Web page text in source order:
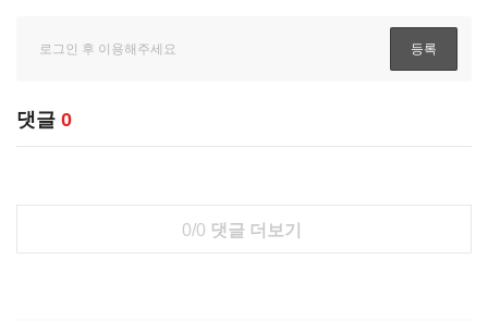
댓글 0
0/0 댓글 더보기